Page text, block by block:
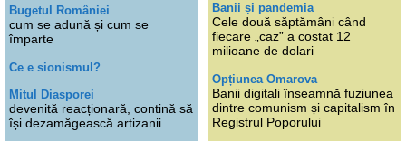
Bugetul României
cum se adună și cum se
împarte
Ce e sionismul?
Mitul Diasporei
devenită reacționară, contină să
își dezamăgească artizanii
Banii și pandemia
Cele două săptămâni când
fiecare „caz” a costat 12
milioane de dolari
Opțiunea Omarova
Banii digitali înseamnă fuziunea
dintre comunism și capitalism în
Registrul Poporului